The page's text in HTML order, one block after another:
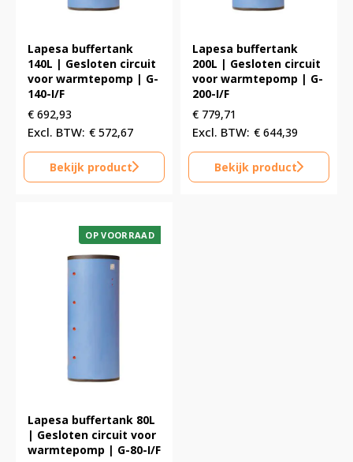
Lapesa buffertank
140L | Gesloten circuit
voor warmtepomp | G-
140-I/F
€ 692,93
€ 572,67
Bekijk product
Lapesa buffertank
200L | Gesloten circuit
voor warmtepomp | G-
200-I/F
€ 779,71
€ 644,39
Bekijk product
OP VOORRAAD
Lapesa buffertank 80L
| Gesloten circuit voor
warmtepomp | G-80-I/F